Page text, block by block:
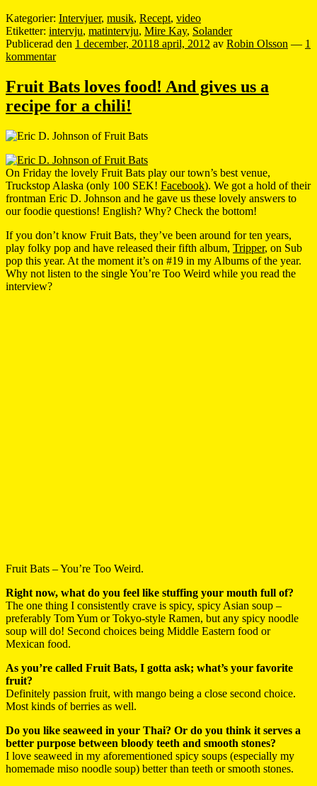
Kategorier: Intervjuer, musik, Recept, video
Etiketter: intervju, matintervju, Mire Kay, Solander
Publicerad den 1 december, 20118 april, 2012 av Robin Olsson — 1
kommentar
Fruit Bats loves food! And gives us a
recipe for a chili!
On Friday the lovely Fruit Bats play our town’s best venue,
Truckstop Alaska (only 100 SEK! Facebook). We got a hold of their
frontman Eric D. Johnson and he gave us these lovely answers to
our foodie questions! English? Why? Check the bottom!
If you don’t know Fruit Bats, they’ve been around for ten years,
play folky pop and have released their fifth album, Tripper, on Sub
pop this year. At the moment it’s on #19 in my Albums of the year.
Why not listen to the single You’re Too Weird while you read the
interview?
Fruit Bats – You’re Too Weird.
Right now, what do you feel like stuffing your mouth full of?
The one thing I consistently crave is spicy, spicy Asian soup –
preferably Tom Yum or Tokyo-style Ramen, but any spicy noodle
soup will do! Second choices being Middle Eastern food or
Mexican food.
As you’re called Fruit Bats, I gotta ask; what’s your favorite
fruit?
Definitely passion fruit, with mango being a close second choice.
Most kinds of berries as well.
Do you like seaweed in your Thai? Or do you think it serves a
better purpose between bloody teeth and smooth stones?
I love seaweed in my aforementioned spicy soups (especially my
homemade miso noodle soup) better than teeth or smooth stones.